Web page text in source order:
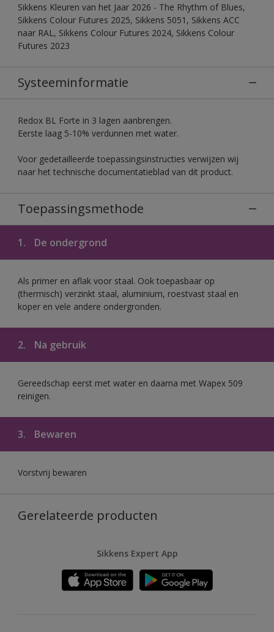
Sikkens Kleuren van het Jaar 2026 - The Rhythm of Blues,
Sikkens Colour Futures 2025, Sikkens 5051, Sikkens ACC
naar RAL, Sikkens Colour Futures 2024, Sikkens Colour
Futures 2023
Systeeminformatie
Redox BL Forte in 3 lagen aanbrengen.
Eerste laag 5-10% verdunnen met water.
Voor gedetailleerde toepassingsinstructies verwijzen wij
naar het technische documentatieblad van dit product.
Toepassingsmethode
1. De ondergrond
Als primer en aflak voor staal. Ook toepasbaar op
(thermisch) verzinkt staal, aluminium, roestvast staal en
koper en vele andere ondergronden.
2. Na gebruik
Gereedschap eerst met water en daarna met Wapex 509
reinigen.
3. Bewaren
Vorstvrij bewaren
Gerelateerde producten
Sikkens Expert App